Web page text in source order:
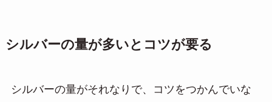
シルバーの量が多いとコツが要る
シルバーの量がそれなりで、コツをつかんでいな